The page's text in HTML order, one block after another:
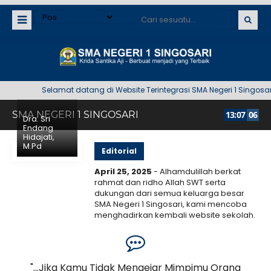
Selamat datang di Website Terintegrasi SMA Negeri 1 Singosari
SMA NEGERI 1 SINGOSARI 13:07 06
Dra. Sri
Endang
Hidajati,
M.Pd Editorial
April 25, 2025 - Alhamdulillah berkat
rahmat dan ridho Allah SWT serta
dukungan dari semua keluarga besar
SMA Negeri 1 Singosari, kami mencoba
menghadirkan kembali website sekolah.
banyak..Selengkapnya
"...Jika Kamu Tidak Mengejar Mimpimu Orang